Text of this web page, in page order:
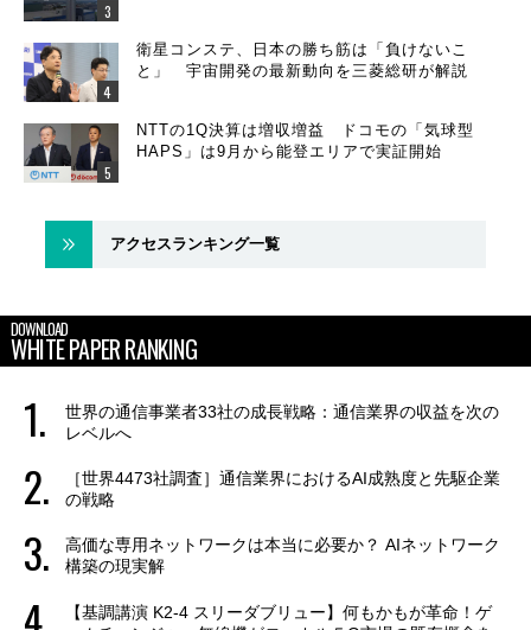
衛星コンステ、日本の勝ち筋は「負けないこ
と」 宇宙開発の最新動向を三菱総研が解説
NTTの1Q決算は増収増益 ドコモの「気球型
HAPS」は9月から能登エリアで実証開始
アクセスランキング一覧
DOWNLOAD
WHITE PAPER RANKING
世界の通信事業者33社の成長戦略：通信業界の収益を次の
レベルへ
［世界4473社調査］通信業界におけるAI成熟度と先駆企業
の戦略
高価な専用ネットワークは本当に必要か？ AIネットワーク
構築の現実解
【基調講演 K2-4 スリーダブリュー】何もかもが革命！ゲ